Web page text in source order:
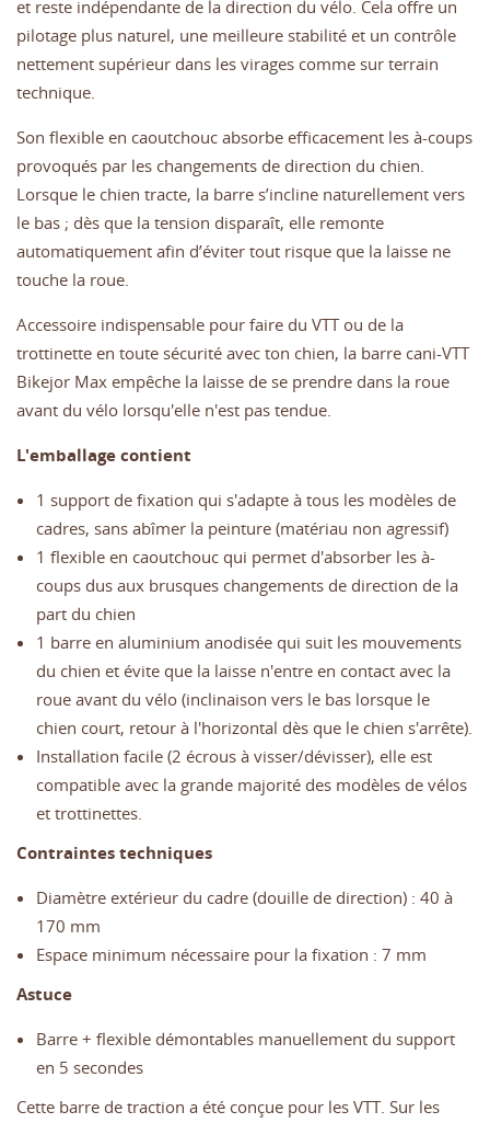
et reste indépendante de la direction du vélo. Cela offre un
pilotage plus naturel, une meilleure stabilité et un contrôle
nettement supérieur dans les virages comme sur terrain
technique.
Son flexible en caoutchouc absorbe efficacement les à-coups
provoqués par les changements de direction du chien.
Lorsque le chien tracte, la barre s’incline naturellement vers
le bas ; dès que la tension disparaît, elle remonte
automatiquement afin d’éviter tout risque que la laisse ne
touche la roue.
Accessoire indispensable pour faire du VTT ou de la
trottinette en toute sécurité avec ton chien, la barre cani-VTT
Bikejor Max empêche la laisse de se prendre dans la roue
avant du vélo lorsqu'elle n'est pas tendue.
L'emballage contient
1 support de fixation qui s'adapte à tous les modèles de
cadres, sans abîmer la peinture (matériau non agressif)
1 flexible en caoutchouc qui permet d'absorber les à-
coups dus aux brusques changements de direction de la
part du chien
1 barre en aluminium anodisée qui suit les mouvements
du chien et évite que la laisse n'entre en contact avec la
roue avant du vélo (inclinaison vers le bas lorsque le
chien court, retour à l'horizontal dès que le chien s'arrête).
Installation facile (2 écrous à visser/dévisser), elle est
compatible avec la grande majorité des modèles de vélos
et trottinettes.
Contraintes techniques
Diamètre extérieur du cadre (douille de direction) : 40 à
170 mm
Espace minimum nécessaire pour la fixation : 7 mm
Astuce
Barre + flexible démontables manuellement du support
en 5 secondes
Cette barre de traction a été conçue pour les VTT. Sur les